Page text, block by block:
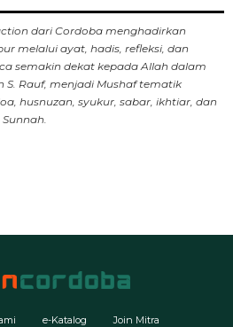
dari Cordoba menghadirkan
melalui ayat, hadis, refleksi, dan
semakin dekat kepada Allah dalam
S. Rauf, menjadi Mushaf tematik
husnuzan, syukur, sabar, ikhtiar, dan
e-Katalog Join Mitra